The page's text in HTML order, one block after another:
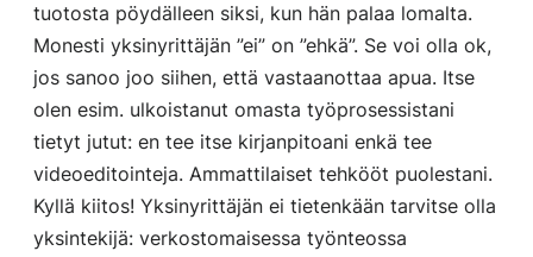
tuotosta pöydälleen siksi, kun hän palaa lomalta.
Monesti yksinyrittäjän ”ei” on ”ehkä”. Se voi olla ok,
jos sanoo joo siihen, että vastaanottaa apua. Itse
olen esim. ulkoistanut omasta työprosessistani
tietyt jutut: en tee itse kirjanpitoani enkä tee
videoeditointeja. Ammattilaiset tehkööt puolestani.
Kyllä kiitos! Yksinyrittäjän ei tietenkään tarvitse olla
yksintekijä: verkostomaisessa työnteossa